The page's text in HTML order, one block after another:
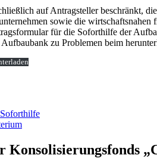
auf Antragsteller beschränkt,
sowie die
für die Soforthilfe der
zu Problemen beim
Konsolisierungsfonds